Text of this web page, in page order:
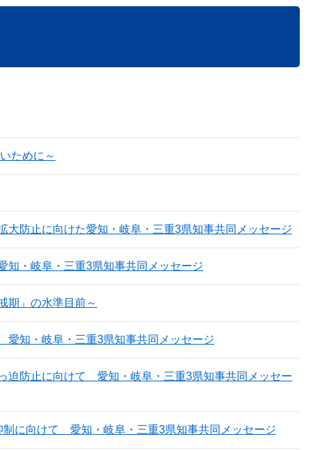
ために～
防止に向けた愛知・岐阜・三重3県知事共同メッセージ
知・岐阜・三重3県知事共同メッセージ
期」の水準目前～
知・岐阜・三重3県知事共同メッセージ
迫防止に向けて 愛知・岐阜・三重3県知事共同メッセー
に向けて 愛知・岐阜・三重3県知事共同メッセージ